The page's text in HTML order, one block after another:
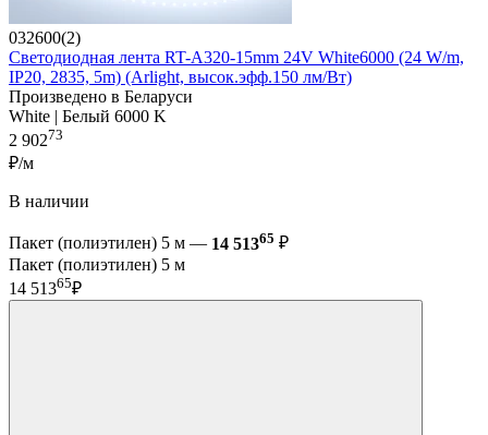
032600(2)
Светодиодная лента RT-A320-15mm 24V White6000 (24 W/m,
IP20, 2835, 5m) (Arlight, высок.эфф.150 лм/Вт)
Произведено в Беларуси
White | Белый 6000 K
2 90273
₽/м
В наличии
Пакет (полиэтилен) 5 м — 14 51365 ₽
Пакет (полиэтилен) 5 м
14 51365₽